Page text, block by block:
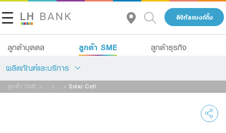
ดิจิทัลแบงก์กิ้ง
ลูกค้าบุคคล ลูกค้า SME ลูกค้าธุรกิจ
ผลิตภัณฑ์และบริการ
เกี่ยวกับเรา
ลูกค้า SME > > > Solar Cell